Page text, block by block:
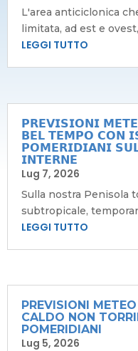
L'area anticiclonica
limitata, ad est e
LEGGI TUTTO
𝗣𝗥𝗘𝗩𝗜𝗦𝗜𝗢𝗡𝗜
𝗕𝗘𝗟 𝗧𝗘𝗠𝗣𝗢 𝗖𝗢𝗡
𝗣𝗢𝗠𝗘𝗥𝗜𝗗𝗜𝗔𝗡𝗜
𝗜𝗡𝗧𝗘𝗥𝗡𝗘
Lug 7, 2026
Sulla nostra Penisola
subtropicale,
LEGGI TUTTO
PREVISIONI
CALDO NON
POMERIDIANI
Lug 5, 2026